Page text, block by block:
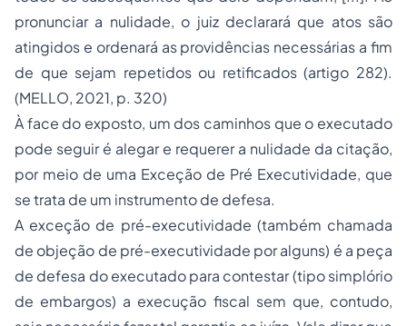
pronunciar a nulidade, o juiz declarará que atos são
atingidos e ordenará as providências necessárias a fim
de que sejam repetidos ou retificados (artigo 282).
(MELLO, 2021, p. 320)
À face do exposto, um dos caminhos que o executado
pode seguir é alegar e requerer a nulidade da citação,
por meio de uma Exceção de Pré Executividade, que
se trata de um instrumento de defesa.
A exceção de pré-executividade (também chamada
de objeção de pré-executividade por alguns) é a peça
de defesa do executado para contestar (tipo simplório
de embargos) a execução fiscal sem que, contudo,